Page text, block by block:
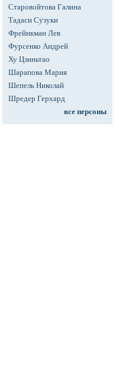
Старовойтова Галина
Тадаси Сузуки
Фрейнкман Лев
Фурсенко Андрей
Ху Цзиньтао
Шарапова Мария
Шепель Николай
Шредер Герхард
все персоны